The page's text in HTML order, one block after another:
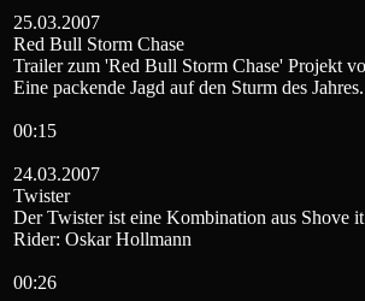
25.03.2007
Red Bull Storm Chase
Trailer zum 'Red Bull Storm Chase' Projekt
Eine packende Jagd auf den Sturm des Jahres.
00:15
24.03.2007
Twister
Der Twister ist eine Kombination aus Shove
Rider: Oskar Hollmann
00:26